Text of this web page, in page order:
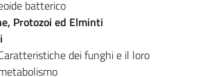
batterico
Protozoi ed Elminti
dei funghi e il loro